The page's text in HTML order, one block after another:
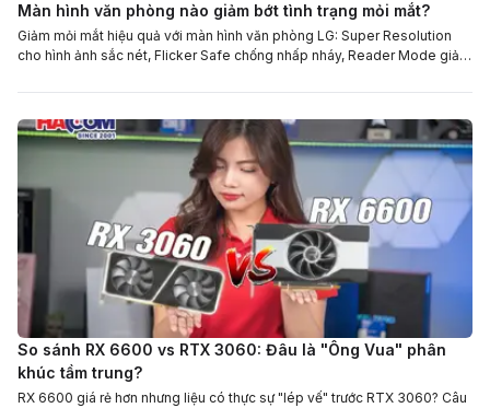
Màn hình văn phòng nào giảm bớt tình trạng mỏi mắt?
Giảm mỏi mắt hiệu quả với màn hình văn phòng LG: Super Resolution
cho hình ảnh sắc nét, Flicker Safe chống nhấp nháy, Reader Mode giảm
So sánh RX 6600 vs RTX 3060: Đâu là "Ông Vua" phân
khúc tầm trung?
RX 6600 giá rẻ hơn nhưng liệu có thực sự "lép vế" trước RTX 3060? Câu